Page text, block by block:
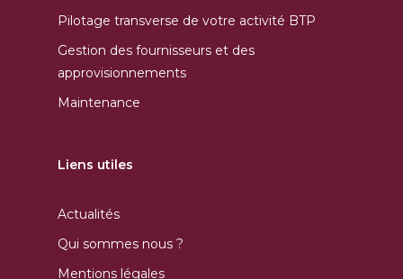
Pilotage transverse de votre activité BTP
Gestion des fournisseurs et des
approvisionnements
Maintenance
Liens utiles
Actualités
Qui sommes nous ?
Mentions légales